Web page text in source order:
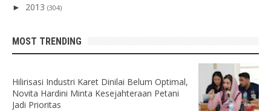
► 2013 (304)
MOST TRENDING
Hilirisasi Industri Karet Dinilai Belum Optimal,
Novita Hardini Minta Kesejahteraan Petani
Jadi Prioritas